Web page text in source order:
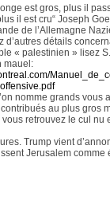
est gros, plus il
il est cru“ Joseph
de l’Allemagne
d’autres détails
« palestinien » lisez
mauel:
nomme grands vous
au plus gros
retrouvez le cul nu
Trump vient
Jerusalem comme